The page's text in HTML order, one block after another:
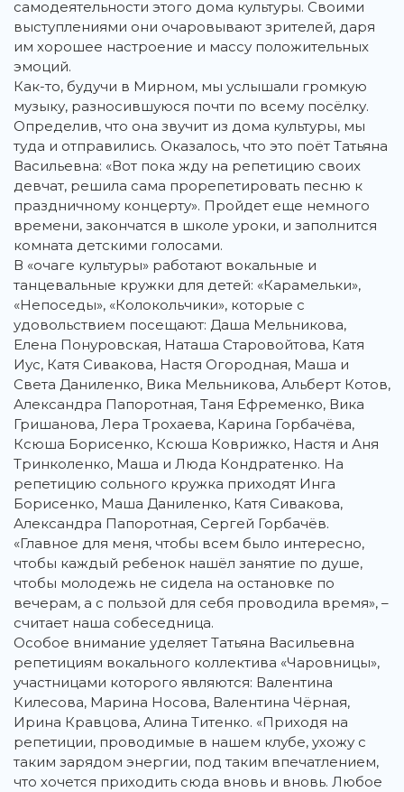
самодеятельности этого дома культуры. Своими
выступлениями они очаровывают зрителей, даря
им хорошее настроение и массу положительных
эмоций.
Как-то, будучи в Мирном, мы услышали громкую
музыку, разносившуюся почти по всему посёлку.
Определив, что она звучит из дома культуры, мы
туда и отправились. Оказалось, что это поёт Татьяна
Васильевна: «Вот пока жду на репетицию своих
девчат, решила сама прорепетировать песню к
праздничному концерту». Пройдет еще немного
времени, закончатся в школе уроки, и заполнится
комната детскими голосами.
В «очаге культуры» работают вокальные и
танцевальные кружки для детей: «Карамельки»,
«Непоседы», «Колокольчики», которые с
удовольствием посещают: Даша Мельникова,
Елена Понуровская, Наташа Старовойтова, Катя
Иус, Катя Сивакова, Настя Огородная, Маша и
Света Даниленко, Вика Мельникова, Альберт Котов,
Александра Папоротная, Таня Ефременко, Вика
Гришанова, Лера Трохаева, Карина Горбачёва,
Ксюша Борисенко, Ксюша Коврижко, Настя и Аня
Тринколенко, Маша и Люда Кондратенко. На
репетицию сольного кружка приходят Инга
Борисенко, Маша Даниленко, Катя Сивакова,
Александра Папоротная, Сергей Горбачёв.
«Главное для меня, чтобы всем было интересно,
чтобы каждый ребенок нашёл занятие по душе,
чтобы молодежь не сидела на остановке по
вечерам, а с пользой для себя проводила время», –
считает наша собеседница.
Особое внимание уделяет Татьяна Васильевна
репетициям вокального коллектива «Чаровницы»,
участницами которого являются: Валентина
Килесова, Марина Носова, Валентина Чёрная,
Ирина Кравцова, Алина Титенко. «Приходя на
репетиции, проводимые в нашем клубе, ухожу с
таким зарядом энергии, под таким впечатлением,
что хочется приходить сюда вновь и вновь. Любое